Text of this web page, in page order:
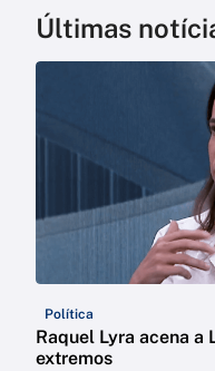
Últimas
Política
Raquel Lyra acena a
extremos